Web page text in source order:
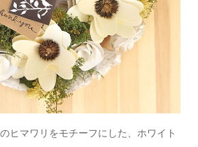
ヒマワリをモチーフにした、ホワイト